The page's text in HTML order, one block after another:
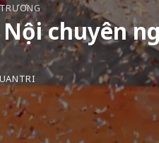
chuyên